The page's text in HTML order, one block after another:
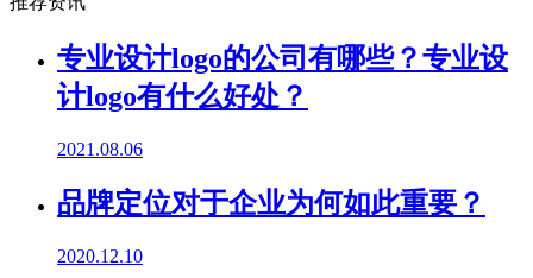
专业设计logo的公司有哪些？专业设
计logo有什么好处？
2021.08.06
品牌定位对于企业为何如此重要？
2020.12.10